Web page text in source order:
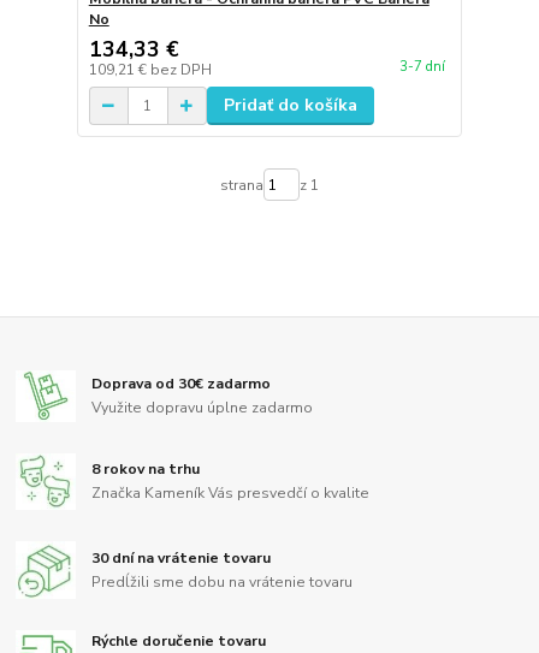
No
134,33 €
109,21 € bez DPH 3-7 dní
Pridať do košíka
strana z 1
Doprava od 30€ zadarmo
Využite dopravu úplne zadarmo
8 rokov na trhu
Značka Kameník Vás presvedčí o kvalite
30 dní na vrátenie tovaru
Predĺžili sme dobu na vrátenie tovaru
Rýchle doručenie tovaru